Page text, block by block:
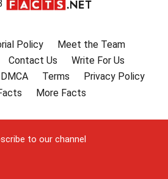
Policy
Meet the Team
Contact Us
Write For Us
DMCA Terms
Privacy Policy
More Facts
to our channel